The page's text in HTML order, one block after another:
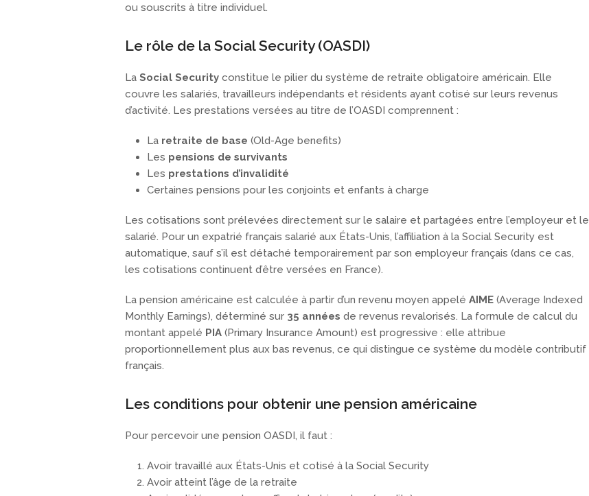
ou souscrits à titre individuel.
Le rôle de la Social Security (OASDI)
La Social Security constitue le pilier du système de retraite obligatoire américain. Elle
couvre les salariés, travailleurs indépendants et résidents ayant cotisé sur leurs revenus
d’activité. Les prestations versées au titre de l’OASDI comprennent :
La retraite de base (Old-Age benefits)
Les pensions de survivants
Les prestations d’invalidité
Certaines pensions pour les conjoints et enfants à charge
Les cotisations sont prélevées directement sur le salaire et partagées entre l’employeur et le
salarié. Pour un expatrié français salarié aux États-Unis, l’affiliation à la Social Security est
automatique, sauf s’il est détaché temporairement par son employeur français (dans ce cas,
les cotisations continuent d’être versées en France).
La pension américaine est calculée à partir d’un revenu moyen appelé AIME (Average Indexed
Monthly Earnings), déterminé sur 35 années de revenus revalorisés. La formule de calcul du
montant appelé PIA (Primary Insurance Amount) est progressive : elle attribue
proportionnellement plus aux bas revenus, ce qui distingue ce système du modèle contributif
français.
Les conditions pour obtenir une pension américaine
Pour percevoir une pension OASDI, il faut :
Avoir travaillé aux États-Unis et cotisé à la Social Security
Avoir atteint l’âge de la retraite